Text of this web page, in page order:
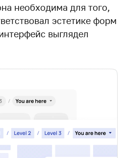
необходима для того,
эстетике форм
выглядел